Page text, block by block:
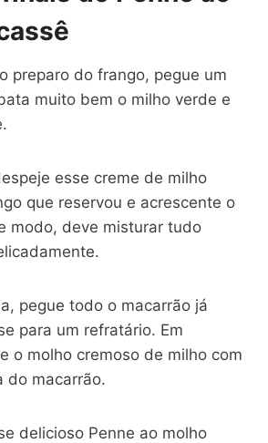
preparo do frango, pegue um
muito bem o milho verde e
esse creme de milho
que reservou e acrescente o
modo, deve misturar tudo
pegue todo o macarrão já
para um refratário. Em
o molho cremoso de milho com
do macarrão.
delicioso Penne ao molho